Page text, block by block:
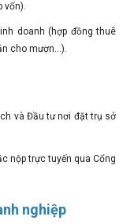
vốn).
doanh (hợp đồng thuê
cho mượn…).
và Đầu tư nơi đặt trụ sở
nộp trực tuyến qua Cổng
nghiệp